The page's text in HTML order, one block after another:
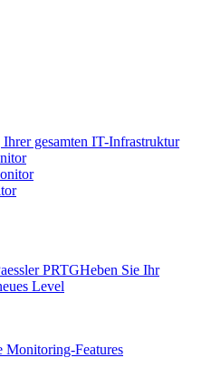
gesamten IT-Infrastruktur
PRTGHeben Sie Ihr
Level
Monitoring-Features